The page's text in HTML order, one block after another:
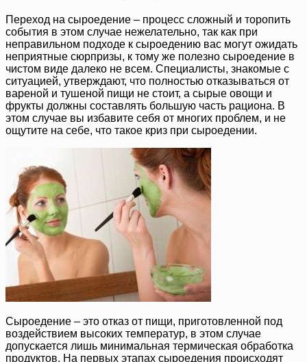
Переход на сыроедение – процесс сложный и торопить
события в этом случае нежелательно, так как при
неправильном подходе к сыроедению вас могут ожидать
неприятные сюрпризы, к тому же полезно сыроедение в
чистом виде далеко не всем. Специалисты, знакомые с
ситуацией, утверждают, что полностью отказываться от
вареной и тушеной пищи не стоит, а сырые овощи и
фрукты должны составлять большую часть рациона. В
этом случае вы избавите себя от многих проблем, и не
ощутите на себе, что такое криз при сыроедении.
Сыроедение – это отказ от пищи, приготовленной под
воздействием высоких температур, в этом случае
допускается лишь минимальная термическая обработка
продуктов. На первых этапах сыроедения происходят